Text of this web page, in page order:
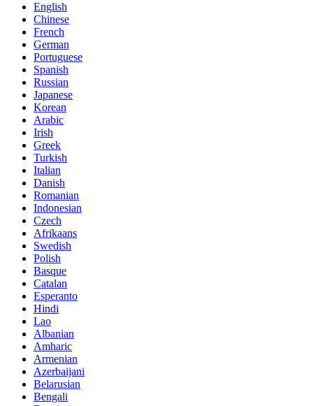
English
Chinese
French
German
Portuguese
Spanish
Russian
Japanese
Korean
Arabic
Irish
Greek
Turkish
Italian
Danish
Romanian
Indonesian
Czech
Afrikaans
Swedish
Polish
Basque
Catalan
Esperanto
Hindi
Lao
Albanian
Amharic
Armenian
Azerbaijani
Belarusian
Bengali